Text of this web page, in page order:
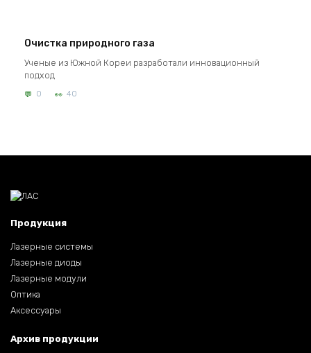
Очистка природного газа
Ученые из Южной Кореи разработали инновационный
подход
0 40
Продукция
Лазерные системы
Лазерные диоды
Лазерные модули
Оптика
Аксессуары
Архив продукции